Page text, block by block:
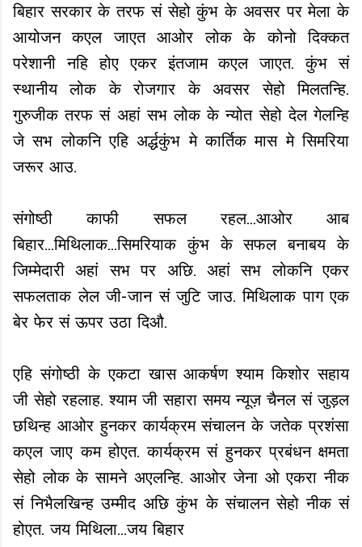
बिहार सरकार के तरफ सं सेहो कुंभ के अवसर पर मेला के
आयोजन कएल जाएत आओर लोक के कोनो दिक्कत
परेशानी नहि होए एकर इंतजाम कएल जाएत. कुंभ सं
स्थानीय लोक के रोजगार के अवसर सेहो मिलतन्हि.
गुरुजीक तरफ सं अहां सभ लोक के न्योत सेहो देल गेलन्हि
जे सभ लोकनि एहि अर्द्धकुंभ मे कार्तिक मास मे सिमरिया
जरूर आउ.
संगोष्ठी काफी सफल रहल...आओर आब
बिहार...मिथिलाक...सिमरियाक कुंभ के सफल बनाबय के
जिम्मेदारी अहां सभ पर अछि. अहां सभ लोकनि एकर
सफलताक लेल जी-जान सं जुटि जाउ. मिथिलाक पाग एक
बेर फेर सं ऊपर उठा दिऔ.
एहि संगोष्ठी के एकटा खास आकर्षण श्याम किशोर सहाय
जी सेहो रहलाह. श्याम जी सहारा समय न्यूज़ चैनल सं जुड़ल
छथिन्ह आओर हुनकर कार्यक्रम संचालन के जतेक प्रशंसा
कएल जाए कम होएत. कार्यक्रम सं हुनकर प्रबंधन क्षमता
सेहो लोक के सामने अएलन्हि. आओर जेना ओ एकरा नीक
सं निभैलखिन्ह उम्मीद अछि कुंभ के संचालन सेहो नीक सं
होएत. जय मिथिला...जय बिहार